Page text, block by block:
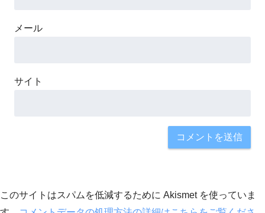
メール
サイト
このサイトはスパムを低減するために Akismet を使っていま